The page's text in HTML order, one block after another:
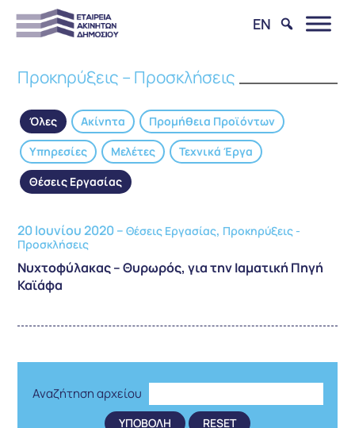
EN
Προκηρύξεις – Προσκλήσεις
Όλες Ακίνητα
Προμήθεια Προϊόντων
Υπηρεσίες
Μελέτες
Τεχνικά Έργα
Θέσεις Εργασίας
20 Ιουνίου 2020 –Θέσεις Εργασίας, Προκηρύξεις -
Προσκλήσεις
Νυχτοφύλακας – Θυρωρός, για την Ιαματική Πηγή
Καϊάφα
Αναζήτηση αρχείου